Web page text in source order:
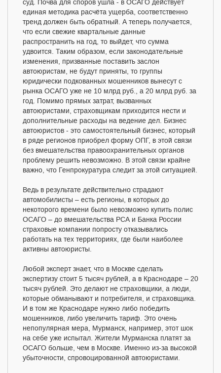
суд. Почва для споров ушла - в ОСАГО действует
единая методика расчёта ущерба, соответственно
тренд должен быть обратный. А теперь получается,
что если свежие квартальные данные
распространить на год, то выйдет, что сумма
удвоится. Таким образом, если законодательные
изменения, призванные поставить заслон
автоюристам, не будут приняты, то группы
юридически подкованных мошенников вынесут с
рынка ОСАГО уже не 10 млрд руб., а 20 млрд руб. за
год. Помимо прямых затрат, вызванных
автоюристами, страховщикам приходится нести и
дополнительные расходы на ведение дел. Бизнес
автоюристов - это самостоятельный бизнес, который
в ряде регионов приобрел форму ОПГ, в этой связи
без вмешательства правоохранительных органов
проблему решить невозможно. В этой связи крайне
важно, что Генпрокуратура следит за этой ситуацией.
Ведь в результате действительно страдают
автомобилисты – есть регионы, в которых до
некоторого времени было невозможно купить полис
ОСАГО – до вмешательства РСА и Банка России
страховые компании попросту отказывались
работать на тех территориях, где были наиболее
активны автоюристы.
Любой эксперт знает, что в Москве сделать
экспертизу стоит 5 тысяч рублей, а в Краснодаре – 20
тысяч рублей. Это делают не страховщики, а люди,
которые обманывают и потребителя, и страховщика.
И в том же Краснодаре нужно либо победить
мошенников, либо увеличить тариф. Это очень
непопулярная мера, Мурманск, например, этот шок
на себе уже испытал. Жители Мурманска платят за
ОСАГО больше, чем в Москве. Именно из-за высокой
убыточности, спровоцированной автоюристами.